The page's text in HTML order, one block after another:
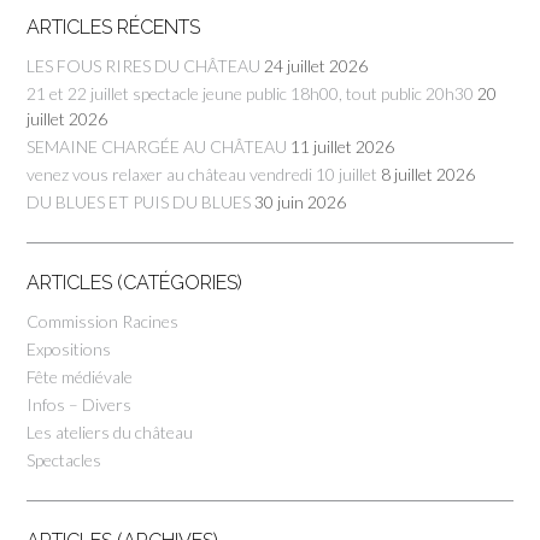
ARTICLES RÉCENTS
LES FOUS RIRES DU CHÂTEAU 24 juillet 2026
21 et 22 juillet spectacle jeune public 18h00, tout public 20h30 20
juillet 2026
SEMAINE CHARGÉE AU CHÂTEAU 11 juillet 2026
venez vous relaxer au château vendredi 10 juillet 8 juillet 2026
DU BLUES ET PUIS DU BLUES30 juin 2026
ARTICLES (CATÉGORIES)
Commission Racines
Expositions
Fête médiévale
Infos – Divers
Les ateliers du château
Spectacles